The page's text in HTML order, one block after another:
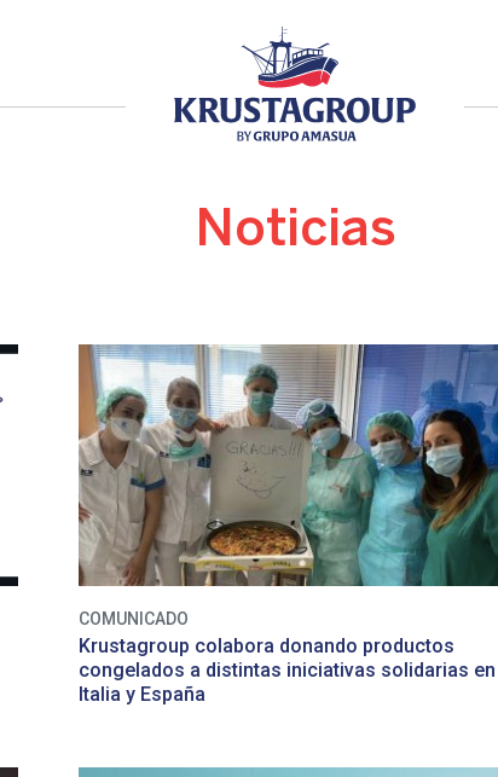
Noticias
COMUNICADO
Krustagroup colabora donando productos
congelados a distintas iniciativas solidarias en
Italia y España